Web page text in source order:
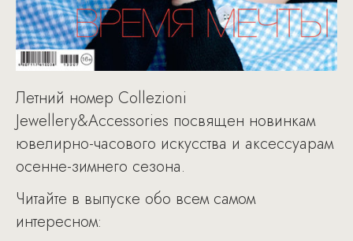
Летний номер Collezioni
Jewellery&Accessories посвящен новинкам
ювелирно-часового искусства и аксессуарам
осенне-зимнего сезона.
Читайте в выпуске обо всем самом
интересном: